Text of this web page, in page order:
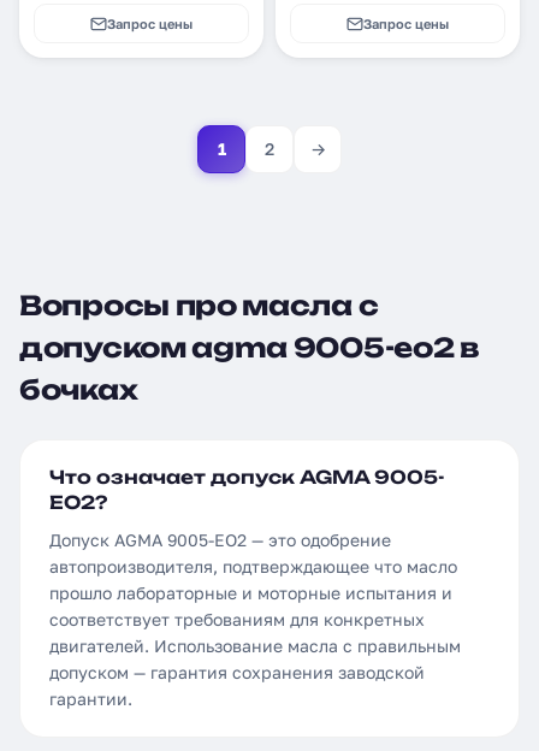
Запрос цены Запрос цены
1 2 →
Вопросы про масла с
допуском agma 9005-eo2 в
бочках
Что означает допуск AGMA 9005-
EO2?
Допуск AGMA 9005-EO2 — это одобрение
автопроизводителя, подтверждающее что масло
прошло лабораторные и моторные испытания и
соответствует требованиям для конкретных
двигателей. Использование масла с правильным
допуском — гарантия сохранения заводской
гарантии.